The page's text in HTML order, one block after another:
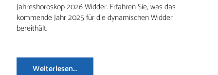
Jahreshoroskop 2026 Widder. Erfahren Sie, was das
kommende Jahr 2025 für die dynamischen Widder
bereithält.
Weiterlesen…